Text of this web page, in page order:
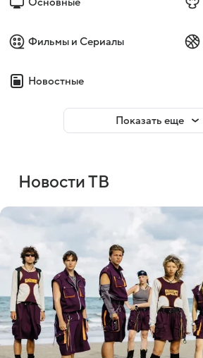
Фильмы и Сериалы
Новостные
Показать еще
Новости ТВ